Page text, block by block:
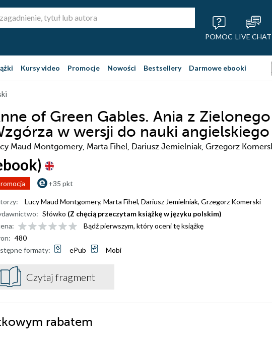
POMOC LIVE CHAT
Kursy video Promocje Nowości Bestsellery Darmowe ebooki
of Green Gables. Ania z Zielonego
w wersji do nauki angielskiego
Maud Montgomery, Marta Fihel, Dariusz Jemielniak, Grzegorz
+35 pkt
Lucy Maud Montgomery, Marta Fihel, Dariusz Jemielniak, Grzegorz Komerski
Słówko (Z chęcią przeczytam książkę w języku polskim)
Bądź pierwszym, który oceni tę książkę
480
formaty:
ePub Mobi
Czytaj fragment
rabatem